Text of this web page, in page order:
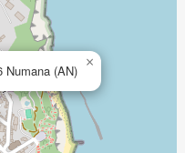
Numana (AN) ×